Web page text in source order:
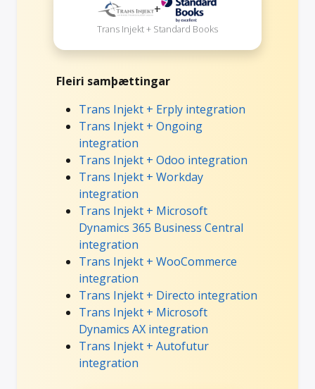
+
Trans Injekt + Standard Books
Fleiri samþættingar
Trans Injekt + Erply integration
Trans Injekt + Ongoing
integration
Trans Injekt + Odoo integration
Trans Injekt + Workday
integration
Trans Injekt + Microsoft
Dynamics 365 Business Central
integration
Trans Injekt + WooCommerce
integration
Trans Injekt + Directo integration
Trans Injekt + Microsoft
Dynamics AX integration
Trans Injekt + Autofutur
integration